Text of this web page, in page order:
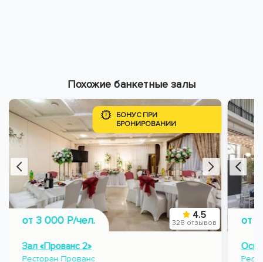
Похожие банкетные залы
БОНУС ПРИ
БРОНИРОВАНИИ
4.5
328 отзывов
от 3 000 Р/чел.
Зал «Прованс 2»
Ресторан Прованс
от